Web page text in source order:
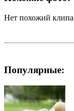
Нет похожий
Популярные: